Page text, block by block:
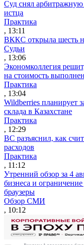
Суд снял арбитражную
истца
Практика
, 13:11
ВККС открыла шесть
Судьи
, 13:06
Экономколлегия
на стоимость
Практика
, 13:04
Wildberries планирует
склада в Казахстане
Практика
, 12:29
ВС разъяснил, как
расходов
Практика
, 11:12
Утренний обзор за 4
бизнеса и
браузеры
Обзор СМИ
, 10:12